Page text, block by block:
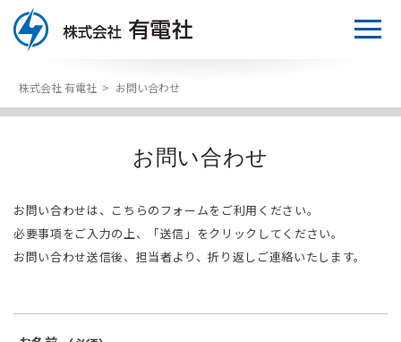
トップページ
社長メッセージ
事業所一覧
販売部門
取扱製品
採用情報
募集要項
株式会社 有電社 > お問い合わせ
お問い合わせ
お問い合わせは、こちらのフォームをご利用ください。
必要事項をご入力の上、「送信」をクリックしてください。
お問い合わせ送信後、担当者より、折り返しご連絡いたします。